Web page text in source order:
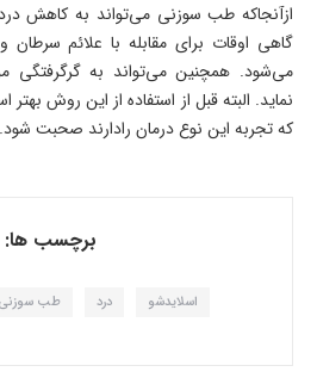
ازآنجاکه طب سوزنی می‌تواند به کاهش
گاهی اوقات برای مقابله با علائم سرطان
می‌شود. همچنین می‌تواند به گرگرفتگی
نماید. البته قبل از استفاده از این روش
که تجربه این نوع درمان رادارند صحبت شود.
برچسب ها:
اسلایدشو درد طب سوزنی